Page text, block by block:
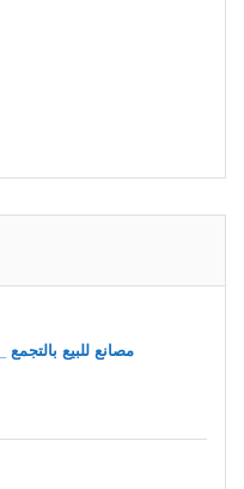
مصانع للبيع بالتجمع _ 66 مصنع للبيع بالتجمع